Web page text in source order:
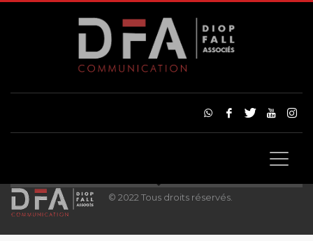
© 2022 Tous droits réservés.